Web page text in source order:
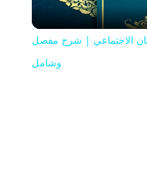
الاجتماعي | شرح مفصل
وشامل